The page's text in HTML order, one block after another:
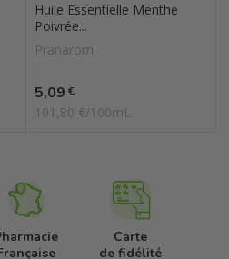
Huile Essentielle Menthe
Poivrée...
Pranarom
Prix
5,09 €
101,80 €/100mL
Carte
de fidélité